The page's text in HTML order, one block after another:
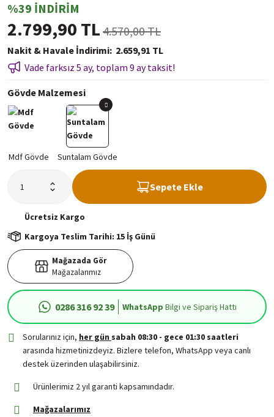
%39 İNDİRİM
2.799,90 TL 4.570,00 TL
Nakit & Havale İndirimi 2.659,91 TL
Vade farksız 5 ay, toplam 9 ay taksit!
Gövde Malzemesi
Sepete Ekle
Ücretsiz Kargo
Kargoya Teslim Tarihi: 15 İş Günü
Mağazada Gör
Mağazalarımız
0286 316 92 39 WhatsApp Bilgi ve Sipariş Hattı
Sorularınız için, her gün sabah 08:30 - gece 01:30 saatleri
arasında hizmetinizdeyiz. Bizlere telefon, WhatsApp veya canlı
destek üzerinden ulaşabilirsiniz.
Ürünlerimiz 2 yıl garanti kapsamındadır.
Mağazalarımız